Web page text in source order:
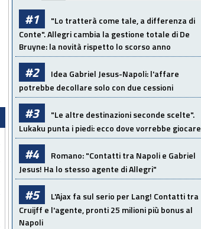
#1
"Lo tratterà come tale, a differenza di
Conte". Allegri cambia la gestione totale di De
Bruyne: la novità rispetto lo scorso anno
#2
Idea Gabriel Jesus-Napoli: l'affare
potrebbe decollare solo con due cessioni
#3
"Le altre destinazioni seconde scelte".
Lukaku punta i piedi: ecco dove vorrebbe giocare
#4
Romano: "Contatti tra Napoli e Gabriel
Jesus! Ha lo stesso agente di Allegri"
#5
L'Ajax fa sul serio per Lang! Contatti tra
Cruijff e l'agente, pronti 25 milioni più bonus al
Napoli